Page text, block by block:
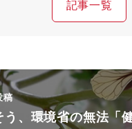
記事一覧
稿
う、環境省の無法「